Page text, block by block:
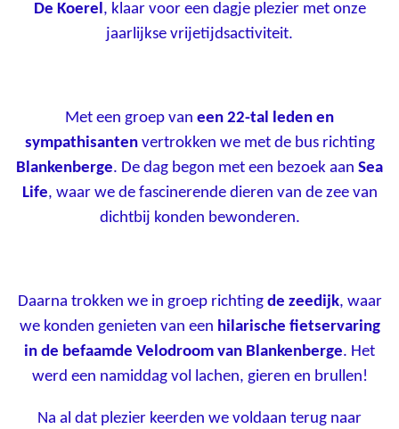
De Koerel, klaar voor een dagje plezier met onze
jaarlijkse vrijetijdsactiviteit.
Met een groep van een 22-tal leden en
sympathisantenvertrokken we met de bus richting
Blankenberge. De dag begon met een bezoek aan Sea
Life, waar we de fascinerende dieren van de zee van
dichtbij konden bewonderen.
Daarna trokken we in groep richting de zeedijk, waar
we konden genieten van een hilarische fietservaring
in de befaamde Velodroom van Blankenberge. Het
werd een namiddag vol lachen, gieren en brullen!
Na al dat plezier keerden we voldaan terug naar